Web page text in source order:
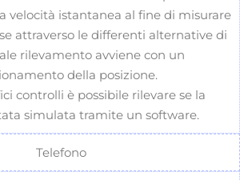
velocità istantanea al fine di misurare
attraverso le differenti alternative di
rilevamento avviene con un
della posizione.
controlli è possibile rilevare se la
simulata tramite un software.
Telefono